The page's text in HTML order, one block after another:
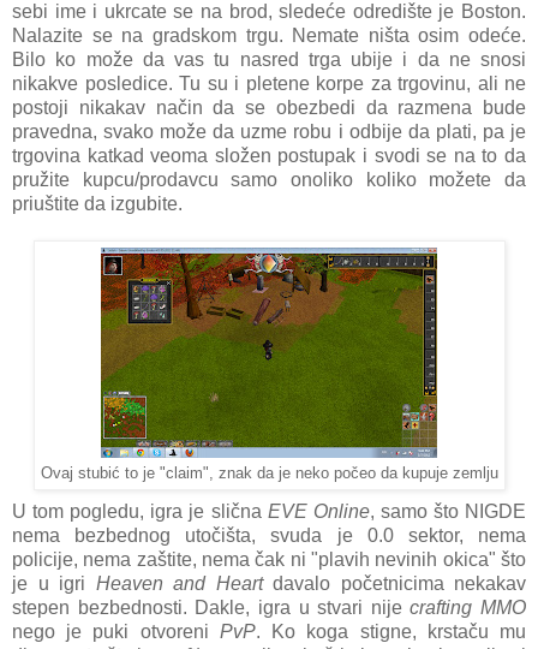
sebi ime i ukrcate se na brod, sledeće odredište je Boston.
Nalazite se na gradskom trgu. Nemate ništa osim odeće.
Bilo ko može da vas tu nasred trga ubije i da ne snosi
nikakve posledice. Tu su i pletene korpe za trgovinu, ali ne
postoji nikakav način da se obezbedi da razmena bude
pravedna, svako može da uzme robu i odbije da plati, pa je
trgovina katkad veoma složen postupak i svodi se na to da
pružite kupcu/prodavcu samo onoliko koliko možete da
priuštite da izgubite.
Ovaj stubić to je "claim", znak da je neko počeo da kupuje zemlju
U tom pogledu, igra je slična EVE Online, samo što NIGDE
nema bezbednog utočišta, svuda je 0.0 sektor, nema
policije, nema zaštite, nema čak ni "plavih nevinih okica" što
je u igri Heaven and Heart davalo početnicima nekakav
stepen bezbednosti. Dakle, igra u stvari nijecrafting MMO
nego je puki otvoreni PvP. Ko koga stigne, krstaču mu